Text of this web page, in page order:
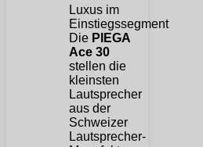
Die PIEGA
Ace 30
stellen die
kleinsten
Lautsprecher
aus der
Schweizer
Lautsprecher-